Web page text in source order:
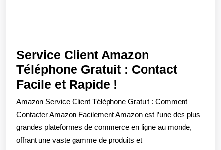
Service Client Amazon
Téléphone Gratuit : Contact
Facile et Rapide !
Client
Amazon
Téléphone
Gratuit
Amazon Service Client Téléphone Gratuit : Comment
Contacter Amazon Facilement Amazon est l’une des plus
grandes plateformes de commerce en ligne au monde,
offrant une vaste gamme de produits et